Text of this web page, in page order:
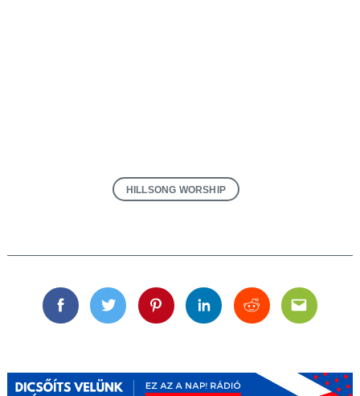
HILLSONG WORSHIP
FacebookTwitterPinterestLinkedinRedditEmail